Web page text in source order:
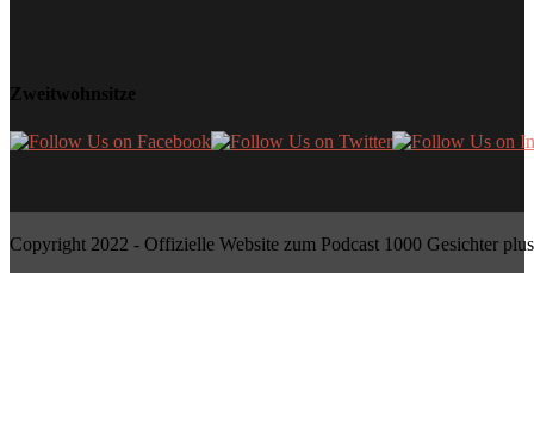
Zweitwohnsitze
Copyright 2022 - Offizielle Website zum Podcast 1000 Gesichter